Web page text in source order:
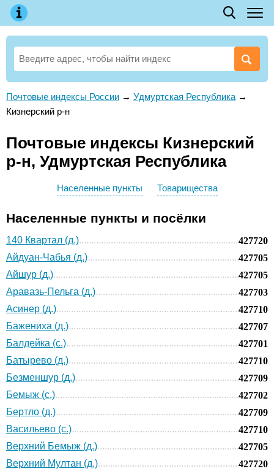
Почтовые индексы России → Удмуртская Республика →
Кизнерский р-н
Почтовые индексы Кизнерский
р-н, Удмуртская Республика
Населенные пункты Товарищества
Населенные пункты и посёлки
140 Квартал (д.)
427720
Айдуан-Чабья (д.)
427705
Айшур (д.)
427705
Аравазь-Пельга (д.)
427703
Асинер (д.)
427710
Бажениха (д.)
427707
Балдейка (с.)
427701
Батырево (д.)
427710
Безменшур (д.)
427709
Бемыж (с.)
427702
Бертло (д.)
427709
Васильево (с.)
427710
Верхний Бемыж (д.)
427705
Верхний Мултан (д.)
427720